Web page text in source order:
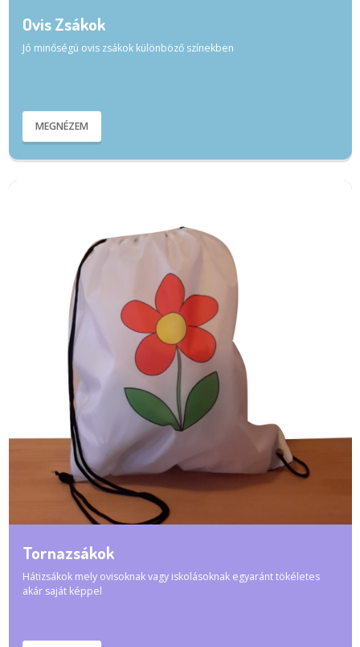
Ovis Zsákok
Jó minőségú ovis zsákok különböző színekben
MEGNÉZEM
Tornazsákok
Hátizsákok mely ovisoknak vagy iskolásoknak egyaránt tökéletes
akár saját képpel